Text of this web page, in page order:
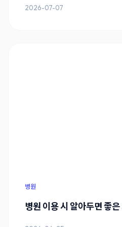
2026-07-07
병원
병원 이용 시 알아두면 좋